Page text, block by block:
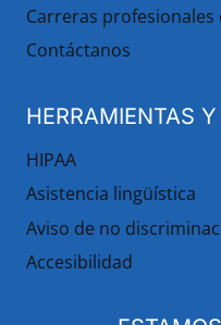
Carreras profesionales
Contáctanos
HERRAMIENTAS
HIPAA
Asistencia lingüística
Aviso de no
Accesibilidad